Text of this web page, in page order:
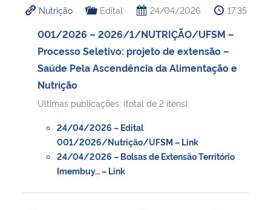
Ministério da Cidadania
Ministério de Minas e Energia
Ministério da Ciência, Tecnologia, Inovações e Comunicações
Ministério do Meio Ambiente
Ministério do Turismo
Nutrição Edital 24/04/2026 17:35
001/2026 – 2026/1/NUTRIÇÃO/UFSM –
Processo Seletivo: projeto de extensão –
Saúde Pela Ascendência da Alimentação e
Nutrição
Ultimas publicações: (total de 2 itens)
24/04/2026 – Edital
001/2026/Nutrição/UFSM – Link
24/04/2026 – Bolsas de Extensão Território
Imembuy… – Link